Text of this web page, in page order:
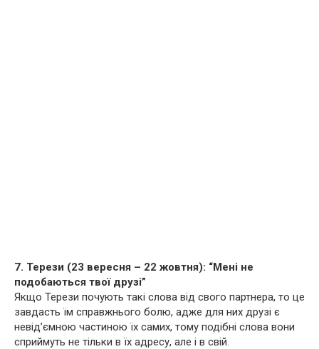
7. Терези (23 вересня – 22 жовтня): “Мені не
подобаються твої друзі”
Якщо Терези почують такі слова від свого партнера, то це
завдасть їм справжнього болю, адже для них друзі є
невід’ємною частиною їх самих, тому подібні слова вони
сприймуть не тільки в їх адресу, але і в свій.